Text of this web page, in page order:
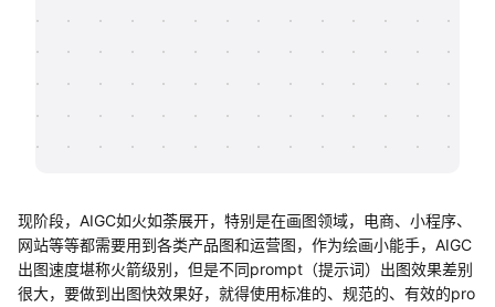
知识分享社区
现阶段，AIGC如火如荼展开，特别是在画图领域，电商、小程序、
网站等等都需要用到各类产品图和运营图，作为绘画小能手，AIGC
出图速度堪称火箭级别，但是不同prompt（提示词）出图效果差别
很大，要做到出图快效果好，就得使用标准的、规范的、有效的pro